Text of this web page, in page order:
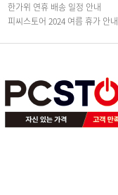
한가위 연휴 배송 일정 안내
피씨스토어 2024 여름 휴가 안내